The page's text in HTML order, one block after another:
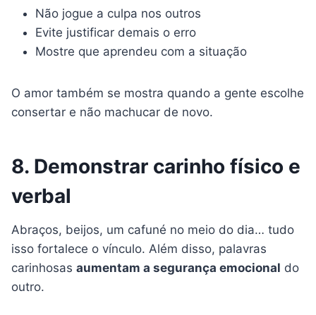
Não jogue a culpa nos outros
Evite justificar demais o erro
Mostre que aprendeu com a situação
O amor também se mostra quando a gente escolhe
consertar e não machucar de novo.
8. Demonstrar carinho físico e
verbal
Abraços, beijos, um cafuné no meio do dia… tudo
isso fortalece o vínculo. Além disso, palavras
carinhosas aumentam a segurança emocional do
outro.